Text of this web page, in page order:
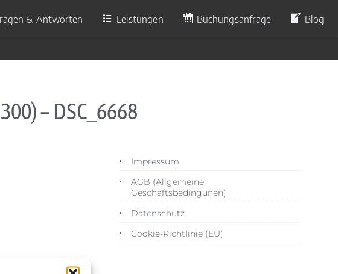
& Antworten Leistungen Buchungsanfrage Blog
– DSC_6668
Impressum
AGB (Allgemeine
Geschäftsbedingunen)
Datenschutz
Cookie-Richtlinie (EU)